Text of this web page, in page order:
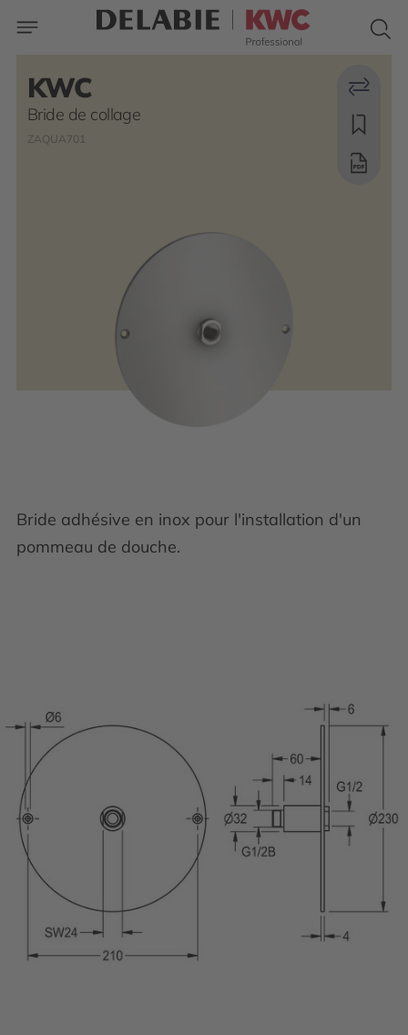
KWC
Bride de collage
ZAQUA701
Bride adhésive en inox pour l'installation d'un
pommeau de douche.